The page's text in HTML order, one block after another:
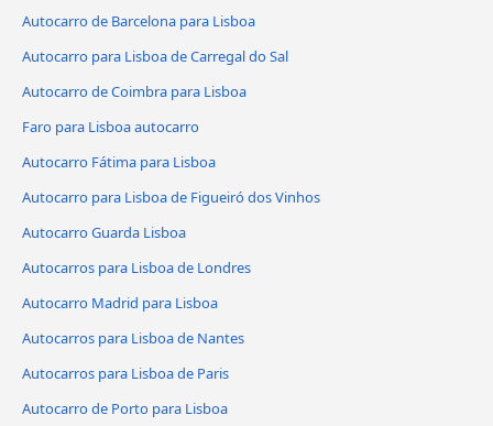
Autocarro de Barcelona para Lisboa
Autocarro para Lisboa de Carregal do Sal
Autocarro de Coimbra para Lisboa
Faro para Lisboa autocarro
Autocarro Fátima para Lisboa
Autocarro para Lisboa de Figueiró dos Vinhos
Autocarro Guarda Lisboa
Autocarros para Lisboa de Londres
Autocarro Madrid para Lisboa
Autocarros para Lisboa de Nantes
Autocarros para Lisboa de Paris
Autocarro de Porto para Lisboa